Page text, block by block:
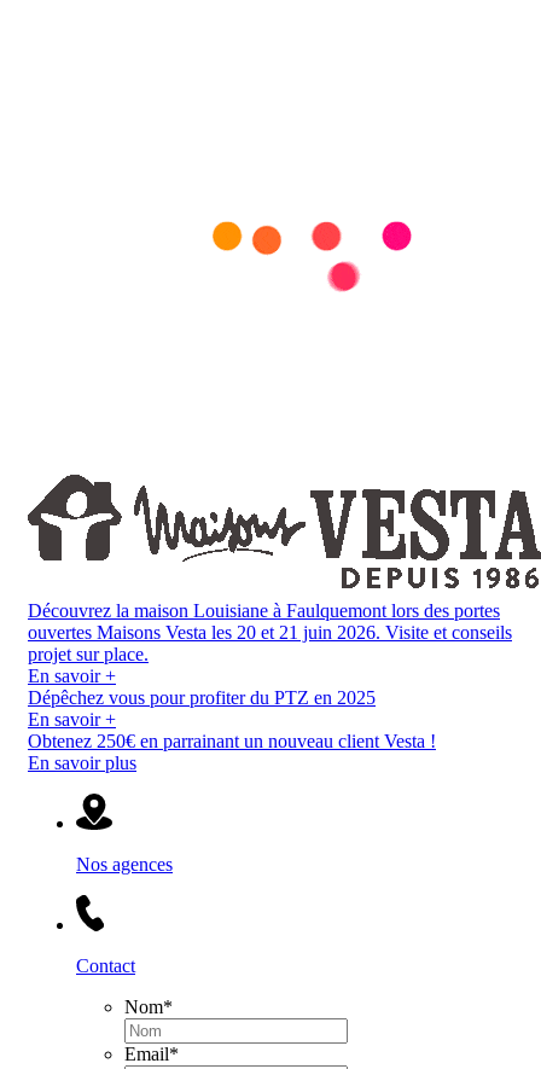
Découvrez la maison Louisiane à Faulquemont lors des portes
ouvertes Maisons Vesta les 20 et 21 juin 2026. Visite et conseils
projet sur place.
En savoir +
Dépêchez vous pour profiter du PTZ en 2025
En savoir +
Obtenez 250€ en parrainant un nouveau client Vesta !
En savoir plus
Nos agences
Contact
Nom*
Email*